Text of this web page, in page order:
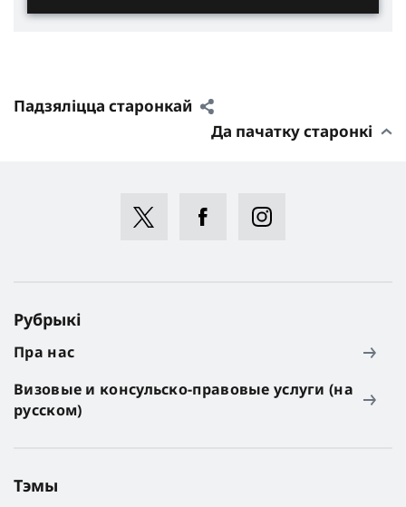
Падзяліцца старонкай
Да пачатку старонкі
Рубрыкі
Пра нас
Визовые и консульско-правовые услуги (на
русском)
Тэмы